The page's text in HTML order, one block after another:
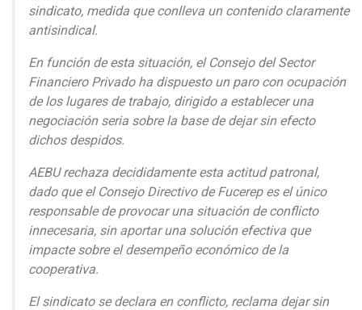
sindicato, medida que conlleva un contenido claramente
antisindical.
En función de esta situación, el Consejo del Sector
Financiero Privado ha dispuesto un paro con ocupación
de los lugares de trabajo, dirigido a establecer una
negociación seria sobre la base de dejar sin efecto
dichos despidos.
AEBU rechaza decididamente esta actitud patronal,
dado que el Consejo Directivo de Fucerep es el único
responsable de provocar una situación de conflicto
innecesaria, sin aportar una solución efectiva que
impacte sobre el desempeño económico de la
cooperativa.
El sindicato se declara en conflicto, reclama dejar sin